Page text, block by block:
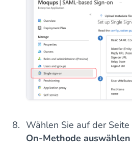
Wählen Sie auf der Seite
On-Methode auswählen